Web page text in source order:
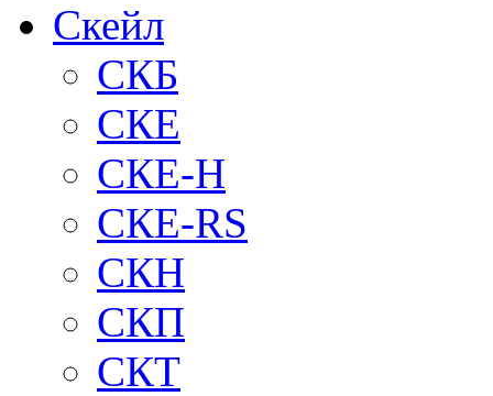
Скейл
СКБ
СКЕ
СКЕ-H
СКЕ-RS
СКН
СКП
СКТ